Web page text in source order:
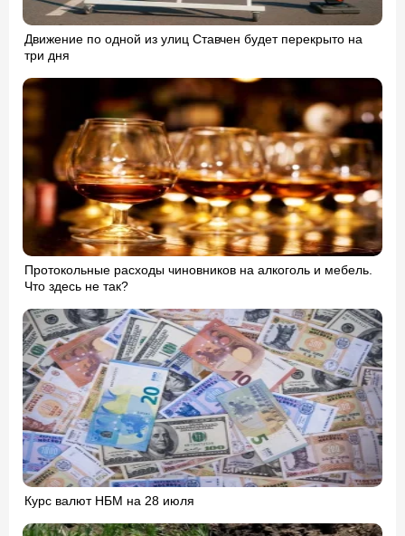
Движение по одной из улиц Ставчен будет перекрыто на
три дня
Протокольные расходы чиновников на алкоголь и мебель.
Что здесь не так?
Курс валют НБМ на 28 июля